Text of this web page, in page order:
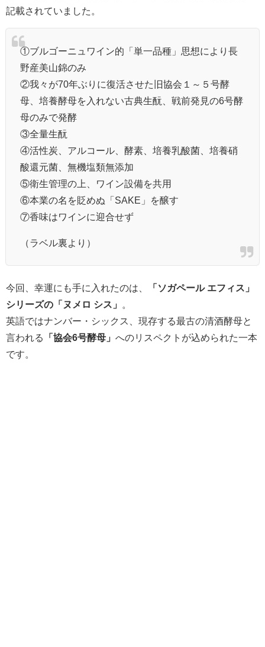
記載されていました。
①ブルゴーニュワイン的「単一品種」思想により長
野産美山錦のみ
②我々が70年ぶりに復活させた旧協会１～５号酵
母、培養酵母を入れない古典生酛、戦前発見の6号酵
母のみで発酵
③全量生酛
④活性炭、アルコール、酵素、培養乳酸菌、培養硝
酸還元菌、無機塩類無添加
⑤衛生管理の上、ワイン設備を共用
⑥本業の名を貶めぬ「SAKE」を醸す
⑦香味はワインに迎合せず
（ラベル裏より）
今回、幸運にも手に入れたのは、
「ソガペール エフィス」
シリーズの「ヌメロ シス」
英語ではナンバー・シックス、現存する最古の清酒酵母と
言われる
「協会6号酵母」 へのリスペクトが込められた一本
です。